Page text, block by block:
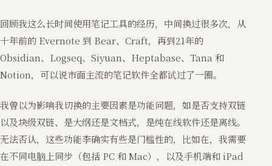
回顾我这么长时间使用笔记工具的经历，中间换过很多次，从
十年前的 Evernote 到 Bear、Craft，再到21年的
Obsidian、Logseq、Siyuan、Heptabase、Tana 和
Notion，可以说市面主流的笔记软件全都试过了一圈。
我曾以为影响我切换的主要因素是功能问题，如是否支持双链
以及块级双链、是大纲还是文档式，是纯在线软件还是离线。
无法否认，这些功能李确实有些是门槛性的，比如在，我需要
在不同电脑上同步（包括 PC 和 Mac），以及手机端和 iPad